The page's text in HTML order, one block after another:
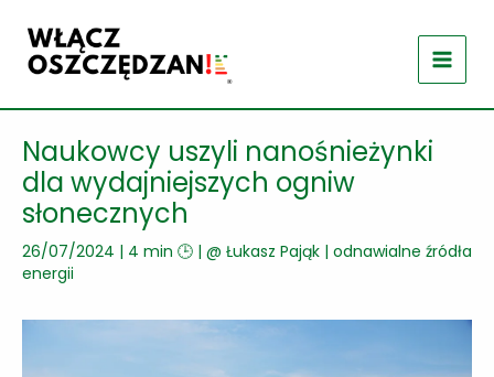
treści
Naukowcy uszyli nanośnieżynki
dla wydajniejszych ogniw
słonecznych
26/07/2024 | 4 min 🕒 | @ Łukasz Pająk | odnawialne źródła
energii